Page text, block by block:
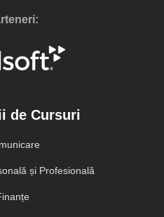
de Cursuri
și Profesională